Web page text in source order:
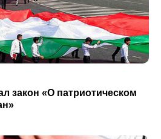
закон «О патриотическом